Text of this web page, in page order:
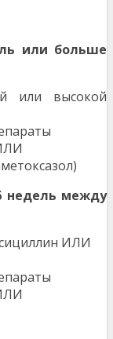
или больше
или высокой
недель между
ИЛИ